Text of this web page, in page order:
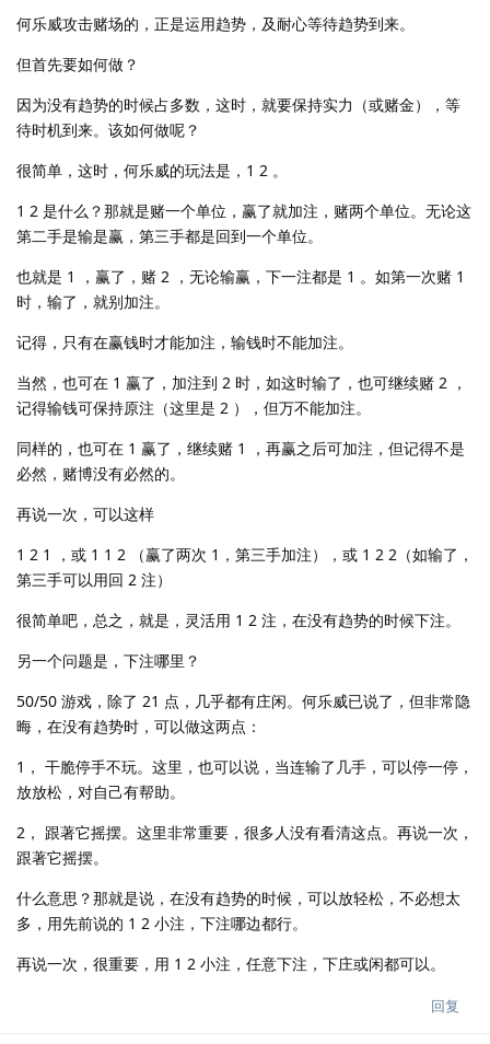
何乐威攻击赌场的，正是运用趋势，及耐心等待趋势到来。
但首先要如何做？
因为没有趋势的时候占多数，这时，就要保持实力（或赌金），等
待时机到来。该如何做呢？
很简单，这时，何乐威的玩法是，1 2 。
1 2 是什么？那就是赌一个单位，赢了就加注，赌两个单位。无论这
第二手是输是赢，第三手都是回到一个单位。
也就是 1 ，赢了，赌 2 ，无论输赢，下一注都是 1 。如第一次赌 1
时，输了，就别加注。
记得，只有在赢钱时才能加注，输钱时不能加注。
当然，也可在 1 赢了，加注到 2 时，如这时输了，也可继续赌 2 ，
记得输钱可保持原注（这里是 2 ），但万不能加注。
同样的，也可在 1 赢了，继续赌 1 ，再赢之后可加注，但记得不是
必然，赌博没有必然的。
再说一次，可以这样
1 2 1 ，或 1 1 2 （赢了两次 1，第三手加注），或 1 2 2（如输了，
第三手可以用回 2 注）
很简单吧，总之，就是，灵活用 1 2 注，在没有趋势的时候下注。
另一个问题是，下注哪里？
50/50 游戏，除了 21 点，几乎都有庄闲。何乐威已说了，但非常隐
晦，在没有趋势时，可以做这两点：
1， 干脆停手不玩。这里，也可以说，当连输了几手，可以停一停，
放放松，对自己有帮助。
2， 跟著它摇摆。这里非常重要，很多人没有看清这点。再说一次，
跟著它摇摆。
什么意思？那就是说，在没有趋势的时候，可以放轻松，不必想太
多，用先前说的 1 2 小注，下注哪边都行。
再说一次，很重要，用 1 2 小注，任意下注，下庄或闲都可以。
回复